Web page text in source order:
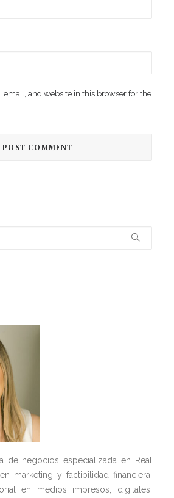
email, and website in this browser for the
de negocios especializada en Real
marketing y factibilidad financiera.
en medios impresos, digitales,